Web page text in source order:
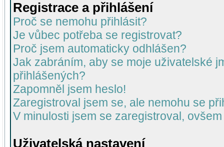
Registrace a přihlášení
Proč se nemohu přihlásit?
Je vůbec potřeba se registrovat?
Proč jsem automaticky odhlášen?
Jak zabráním, aby se moje uživatelské
přihlášených?
Zapomněl jsem heslo!
Zaregistroval jsem se, ale nemohu se
V minulosti jsem se zaregistroval,
Uživatelská nastavení